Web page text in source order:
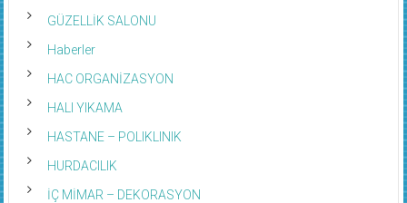
GÜZELLİK SALONU
Haberler
HAC ORGANİZASYON
HALI YIKAMA
HASTANE – POLIKLINIK
HURDACILIK
İÇ MİMAR – DEKORASYON